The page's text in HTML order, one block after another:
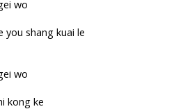
wo
you shang kuai le
wo
kong ke